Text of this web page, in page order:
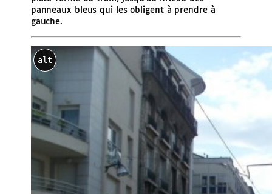
panneaux bleus qui les obligent à prendre à
gauche.
alt